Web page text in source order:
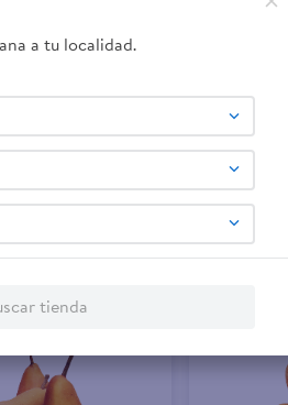
a tu localidad.
tienda